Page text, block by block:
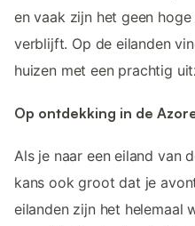
en vaak zijn het geen
verblijft. Op de eilanden
huizen met een prachtig
Op ontdekking in de
Als je naar een eiland van
kans ook groot dat je
eilanden zijn het helemaal